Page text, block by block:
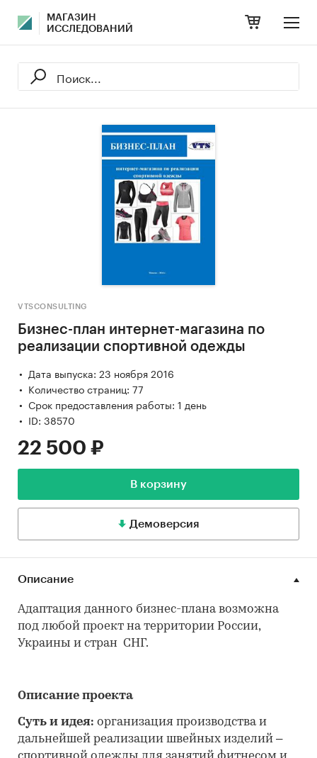
МАГАЗИН
ИССЛЕДОВАНИЙ
VTSCONSULTING
Бизнес-план интернет-магазина по
реализации спортивной одежды
Дата выпуска: 23 ноября 2016
Количество страниц: 77
Срок предоставления работы: 1 день
ID: 38570
22 500 ₽
В корзину
Демоверсия
Описание
Адаптация данного бизнес-плана возможна
под любой проект на территории России,
Украины и стран СНГ.
Описание проекта
Суть и идея: организация производства и
дальнейшей реализации швейных изделий –